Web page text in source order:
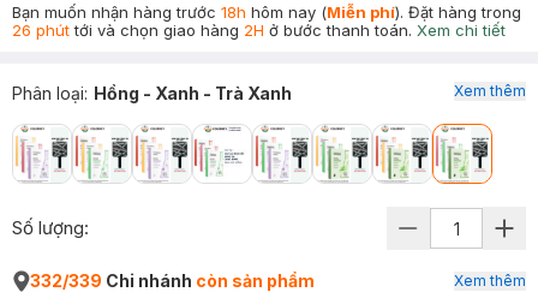
Bạn muốn nhận hàng trước 18h hôm nay (Miễn phí). Đặt hàng trong
26 phúttới và chọn giao hàng 2H ở bước thanh toán. Xem chi tiết
Phân loại: Hồng - Xanh - Trà Xanh Xem thêm
Số lượng:
332/339 Chi nhánh còn sản phẩm Xem thêm